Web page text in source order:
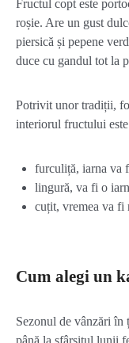
Fructul copt este
roșie. Are un gust
piersică și pepene
duce cu gandul tot la
Potrivit unor tradiții,
interiorul fructului
furculiță, iarna va
lingură, va fi o
cuțit, vremea va fi
Cum alegi un
Sezonul de vânzări în